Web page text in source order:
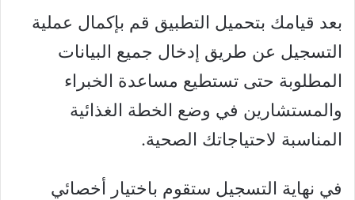
بعد قيامك بتحميل التطبيق قم بإكمال عملية
التسجيل عن طريق إدخال جميع البيانات
المطلوبة حتى تستطيع مساعدة الخبراء
والمستشارين في وضع الخطة الغذائية
المناسبة لاحتياجاتك الصحية.
في نهاية التسجيل ستقوم باختيار أخصائي